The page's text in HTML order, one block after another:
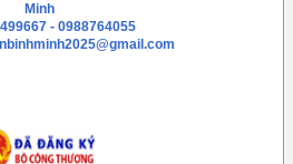
Minh
- 0988764055